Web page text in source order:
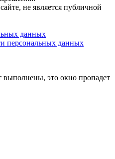
не является публичной
данных
персональных данных
выполнены, это окно пропадет